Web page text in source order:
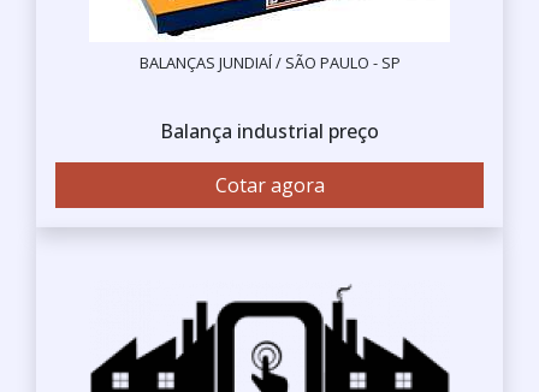
BALANÇAS JUNDIAÍ / SÃO PAULO - SP
Balança industrial preço
Cotar agora